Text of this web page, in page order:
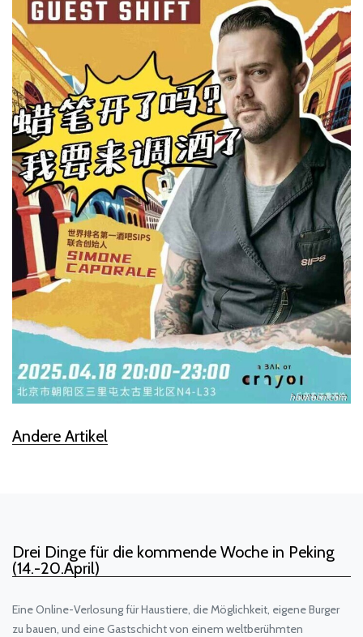
Andere Artikel
Drei Dinge für die kommende Woche in Peking
(14.-20.April)
Eine Online-Verlosung für Haustiere, die Möglichkeit, eigene Burger
zu bauen, und eine Gastschicht von einem weltberühmten